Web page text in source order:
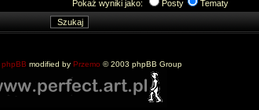
Pokaż wyniki jako: Posty Tematy
phpBB modified by Przemo © 2003 phpBB Group